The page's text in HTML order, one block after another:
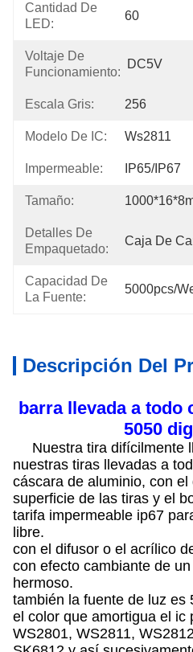
Cantidad De
LED:
60
Voltaje De
Funcionamiento:
DC5V
Escala Gris: 256
Modelo De IC: Ws2811
Impermeable: IP65/IP67
Tamaño:
Detalles De
Empaquetado:
Caja De
Capacidad De
La Fuente:
5000pcs/
Descripción Del
barra llevada a todo
5050
Nuestra tira difícilmente
nuestras tiras llevadas a
cáscara de aluminio, con
superficie de las tiras y el
tarifa impermeable ip67
libre.
con el difusor o el acrílico
con efecto cambiante de
hermoso.
también la fuente de luz es
el color que amortigua el ic
WS2801, WS2811,